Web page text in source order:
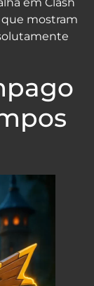
em Clash
que mostram